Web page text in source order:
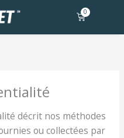
0
Basket
décrit nos méthodes
ou collectées par